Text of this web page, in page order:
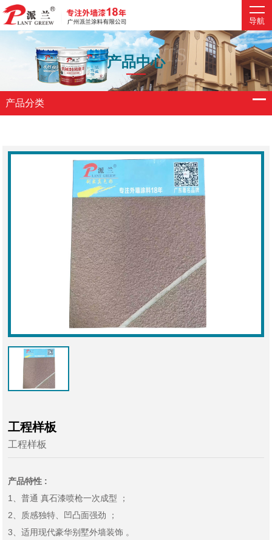
导航
PRODUCTS
产品中心
产品分类
工程样板
工程样板
产品特性 :
1、普通 真石漆喷枪一次成型 ；
2、质感独特、凹凸面强劲 ；
3、适用现代豪华别墅外墙装饰 。